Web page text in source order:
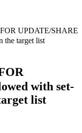
UPDATE/SHARE
the target list
with set-
list